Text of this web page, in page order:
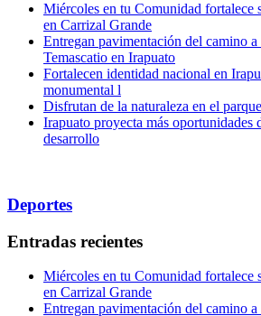
Miércoles en tu Comunidad fortalece
en Carrizal Grande
Entregan pavimentación del camino a
Temascatio en Irapuato
Fortalecen identidad nacional en
monumental l
Disfrutan de la naturaleza en el
Irapuato proyecta más oportunidades
desarrollo
Deportes
Entradas recientes
Miércoles en tu Comunidad fortalece
en Carrizal Grande
Entregan pavimentación del camino a